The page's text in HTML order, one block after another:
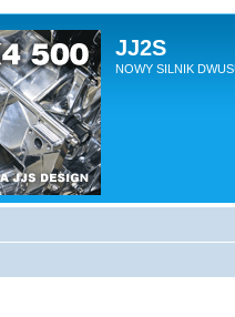
JJ2S
NOWY SILNIK